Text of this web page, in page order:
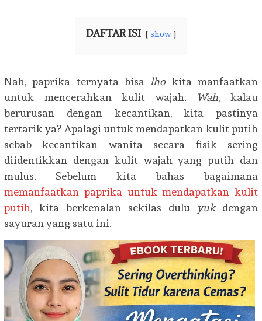
DAFTAR ISI show
Nah, paprika ternyata bisa lhokita manfaatkan
untuk mencerahkan kulit wajah.
Wah, kalau
berurusan dengan kecantikan, kita pastinya
tertarik ya? Apalagi untuk mendapatkan kulit putih
sebab kecantikan wanita secara fisik sering
diidentikkan dengan kulit wajah yang putih dan
mulus. Sebelum kita bahas bagaimana
memanfaatkan paprika untuk mendapatkan kulit
putih, kita berkenalan sekilas dulu yukdengan
sayuran yang satu ini.